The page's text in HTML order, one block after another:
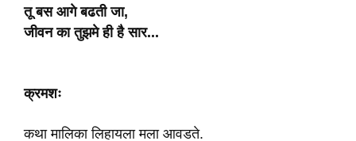
तू बस आगे बढती जा,
जीवन का तुझमे ही है सार...
क्रमशः
कथा मालिका लिहायला मला आवडते.